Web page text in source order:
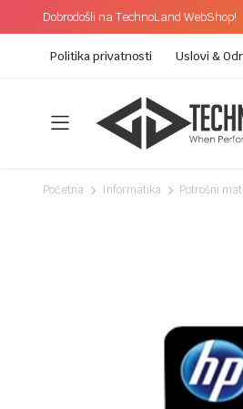
Dobrodošli na TechnoLand WebShop!
Politika privatnosti Uslovi &
Početna Informatika Potrošni